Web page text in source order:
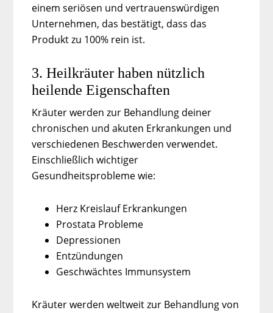
einem seriösen und vertrauenswürdigen
Unternehmen, das bestätigt, dass das
Produkt zu 100% rein ist.
3. Heilkräuter haben nützlich
heilende Eigenschaften
Kräuter werden zur Behandlung deiner
chronischen und akuten Erkrankungen und
verschiedenen Beschwerden verwendet.
Einschließlich wichtiger
Gesundheitsprobleme wie:
Herz Kreislauf Erkrankungen
Prostata Probleme
Depressionen
Entzündungen
Geschwächtes Immunsystem
Kräuter werden weltweit zur Behandlung von